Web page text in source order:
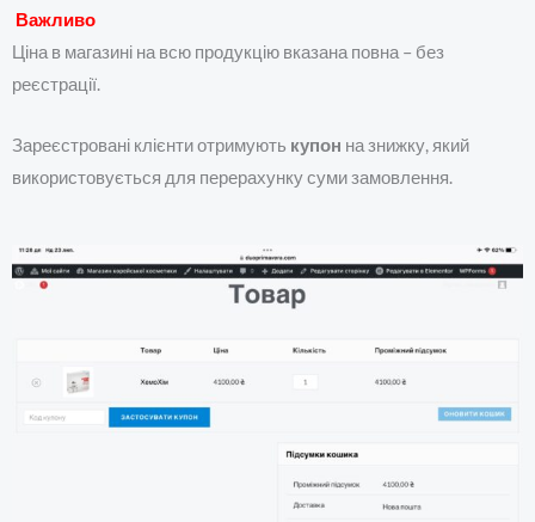
Важливо
Ціна в магазині на всю продукцію вказана повна – без
реєстрації.
Зареєстровані клієнти отримують купон на знижку, який
використовується для перерахунку суми замовлення.